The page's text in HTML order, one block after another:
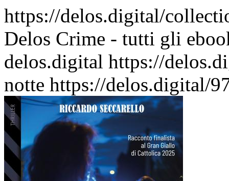
https://delos.digital/
Delos Crime - tutti gli
delos.digital https://
notte https://delos.digital/